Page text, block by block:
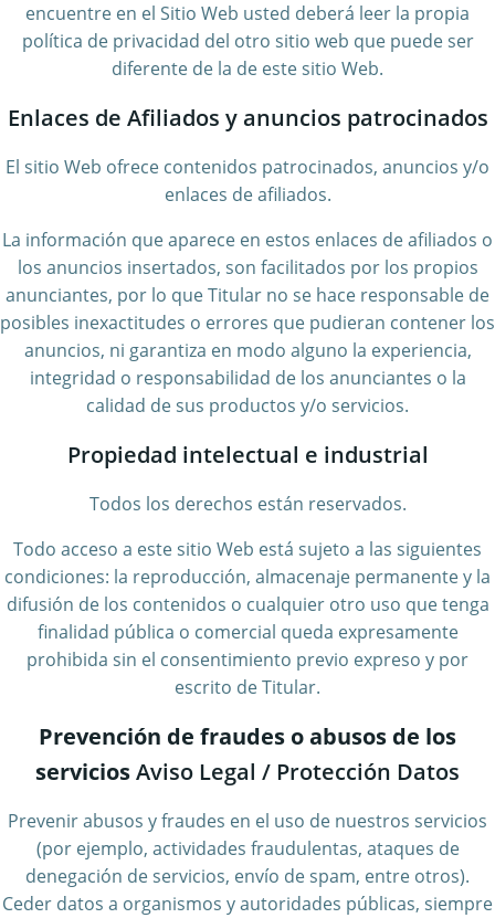
encuentre en el Sitio Web usted deberá leer la propia
política de privacidad del otro sitio web que puede ser
diferente de la de este sitio Web.
Enlaces de Afiliados y anuncios patrocinados
El sitio Web ofrece contenidos patrocinados, anuncios y/o
enlaces de afiliados.
La información que aparece en estos enlaces de afiliados o
los anuncios insertados, son facilitados por los propios
anunciantes, por lo que Titular no se hace responsable de
posibles inexactitudes o errores que pudieran contener los
anuncios, ni garantiza en modo alguno la experiencia,
integridad o responsabilidad de los anunciantes o la
calidad de sus productos y/o servicios.
Propiedad intelectual e industrial
Todos los derechos están reservados.
Todo acceso a este sitio Web está sujeto a las siguientes
condiciones: la reproducción, almacenaje permanente y la
difusión de los contenidos o cualquier otro uso que tenga
finalidad pública o comercial queda expresamente
prohibida sin el consentimiento previo expreso y por
escrito de Titular.
Prevención de fraudes o abusos de los
serviciosAviso Legal / Protección Datos
Prevenir abusos y fraudes en el uso de nuestros servicios
(por ejemplo, actividades fraudulentas, ataques de
denegación de servicios, envío de spam, entre otros).
Ceder datos a organismos y autoridades públicas, siempre